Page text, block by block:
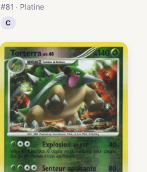
#81 · Platine
C